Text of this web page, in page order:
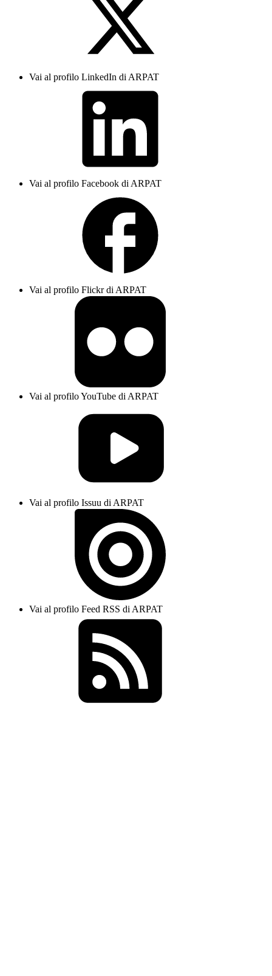
Vai al profilo LinkedIn di ARPAT
Vai al profilo Facebook di ARPAT
Vai al profilo Flickr di ARPAT
Vai al profilo YouTube di ARPAT
Vai al profilo Issuu di ARPAT
Vai al profilo Feed RSS di ARPAT